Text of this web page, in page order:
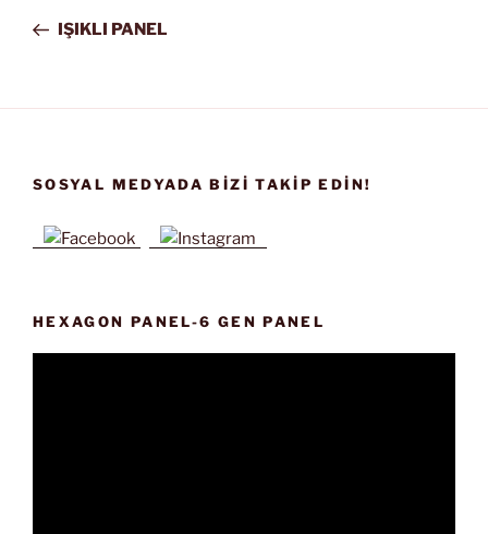
YazıIŞIKLI PANEL
SOSYAL MEDYADA BIZI TAKIP EDIN!
HEXAGON PANEL-6 GEN PANEL